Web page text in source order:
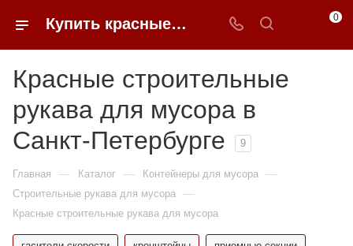
Купить красные строительные рукава для мусора в Санкт-Петербурге | 0FFER 0
Красные строительные
рукава для мусора в
Санкт-Петербурге
9
Главная — Каталог — Контейнеры для мусора —
Строительные рукава для мусора —
Красные строительные рукава для мусора